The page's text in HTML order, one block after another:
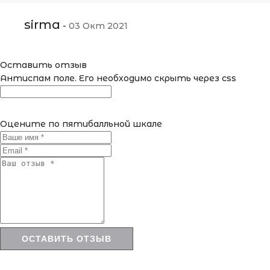
sirma - 03 Окт 2021
Оставить отзыв
Антиспам поле. Его необходимо скрыть через css
Оцените по пятибалльной шкале